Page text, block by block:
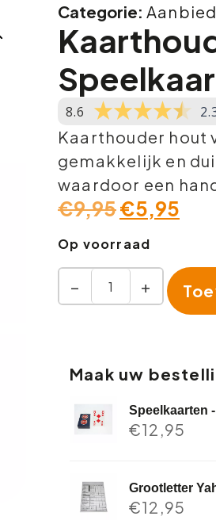
Categorie:
8.6
Kaarthouder hout
gemakkelijk en
waardoor een
€9,95€5,95
Op voorraad
− +
Maak uw
Speelkaarten
€12,95
Grootletter
€12,95